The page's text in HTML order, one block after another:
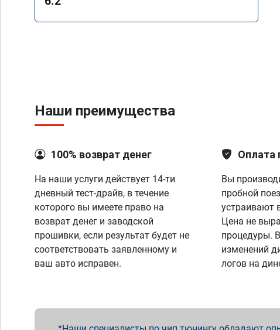
Наши преимущества
100% возврат денег
На наши услуги действует 14-ти
дневный тест-драйв, в течение
которого вы имеете право на
возврат денег и заводской
прошивки, если результат будет не
соответствовать заявленному и
ваш авто исправен.
Оплата
Вы
пробной
устраивают
Цена не
процедуры.
изменений
логов на